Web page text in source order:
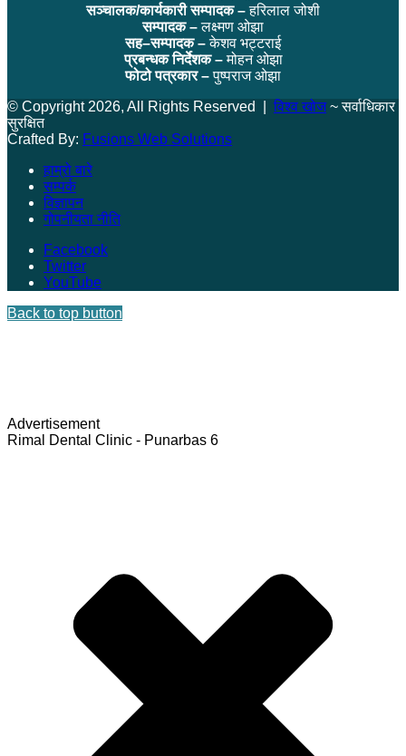
सञ्चालक/कार्यकारी सम्पादक –हरिलाल जोशी
सम्पादक –लक्ष्मण ओझा
सह–सम्पादक –केशव भट्टराई
प्रबन्धक निर्देशक –मोहन ओझा
फोटो पत्रकार –पुष्पराज ओझा
© Copyright 2026, All Rights Reserved | विश्व खोज~ सर्वाधिकार
सुरक्षित
Crafted By: Fusions Web Solutions
हाम्रो बारे
सम्पर्क
विज्ञापन
गोपनीयता नीति
Facebook
Twitter
YouTube
Back to top button
Advertisement
Rimal Dental Clinic - Punarbas 6